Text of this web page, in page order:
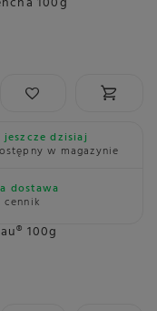
jeszcze dzisiaj
w magazynie
dostawa
cennik
100g